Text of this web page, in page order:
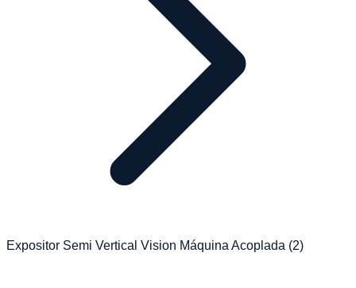
Expositor Semi Vertical Vision Máquina Acoplada (2)